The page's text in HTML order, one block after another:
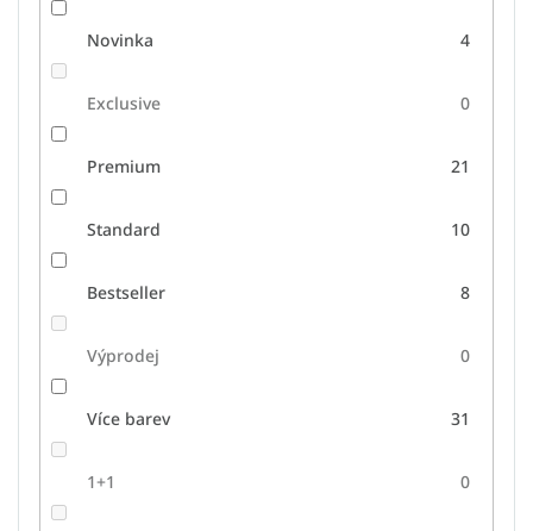
Novinka 4
Exclusive 0
Premium 21
Standard 10
Bestseller 8
Výprodej 0
Více barev 31
1+1 0